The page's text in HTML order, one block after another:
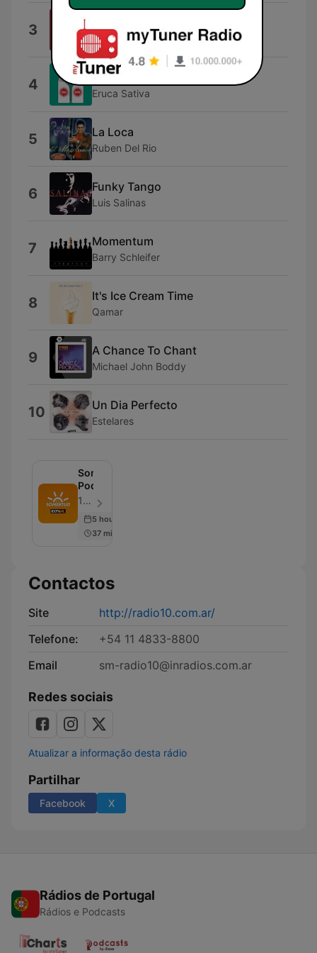
3 Valeria Lynch
4 El Amor Es Más Fuerte
Eruca Sativa
5 La Loca
Ruben Del Rio
6 Funky Tango
Luis Salinas
7 Momentum
Barry Schleifer
8 It's Ice Cream Time
Qamar
9 A Chance To Chant
Michael John Boddy
10 Un Dia Perfecto
Estelares
Somertijd
Podcast
100% NL - Episódio 103
5 hours ago
37 min
Contactos
Site
http://radio10.com.ar/
Telefone:
+54 11 4833-8800
Email
sm-radio10@inradios.com.ar
Redes sociais
Atualizar a informação desta rádio
Partilhar
Facebook X
Rádios de Portugal
Rádios e Podcasts